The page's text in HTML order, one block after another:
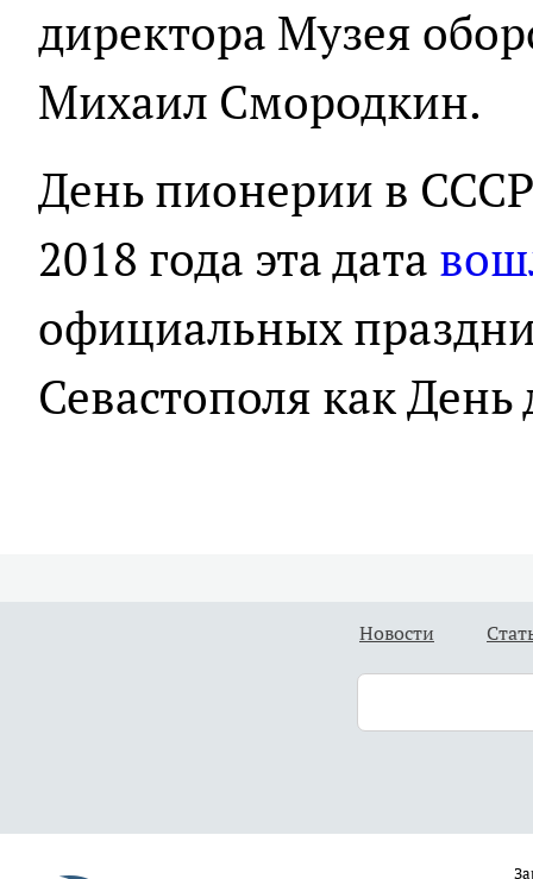
директора Музея
Михаил Смородкин.
День пионерии в
2018 года эта дата
официальных
Севастополя как
Новости